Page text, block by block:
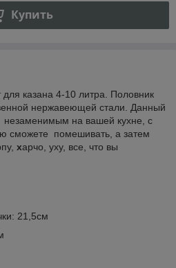
Купить
казана 4-10 литра. Половник
нержавеющей стали. Данный
незаменимым на вашей кухне, с
сможете помешивать, а затем
харчо, уху, все, что вы
21,5см